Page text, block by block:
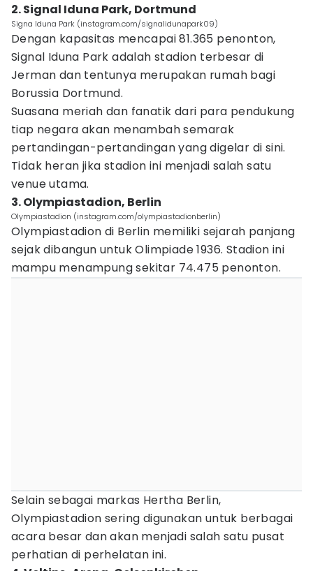
2. Signal Iduna Park, Dortmund
Signa Iduna Park (instagram.com/signalidunapark09)
Dengan kapasitas mencapai 81.365 penonton,
Signal Iduna Park adalah stadion terbesar di
Jerman dan tentunya merupakan rumah bagi
Borussia Dortmund.
Suasana meriah dan fanatik dari para pendukung
tiap negara akan menambah semarak
pertandingan-pertandingan yang digelar di sini.
Tidak heran jika stadion ini menjadi salah satu
venue utama.
3. Olympiastadion, Berlin
Olympiastadion (instagram.com/olympiastadionberlin)
Olympiastadion di Berlin memiliki sejarah panjang
sejak dibangun untuk Olimpiade 1936. Stadion ini
mampu menampung sekitar 74.475 penonton.
Selain sebagai markas Hertha Berlin,
Olympiastadion sering digunakan untuk berbagai
acara besar dan akan menjadi salah satu pusat
perhatian di perhelatan ini.